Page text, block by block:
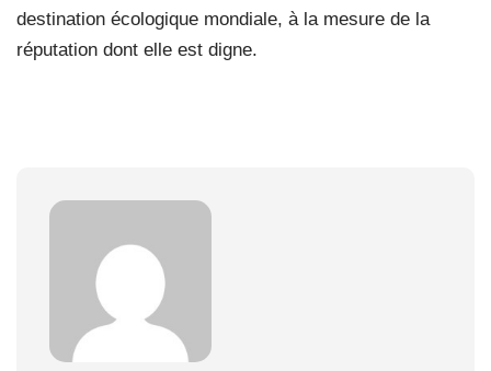
destination écologique mondiale, à la mesure de la
réputation dont elle est digne.